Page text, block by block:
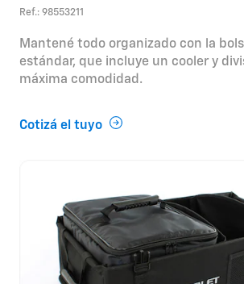
Ref.: 98553211
Mantené todo organizado con la
estándar, que incluye un cooler y
máxima comodidad.
Cotizá el tuyo